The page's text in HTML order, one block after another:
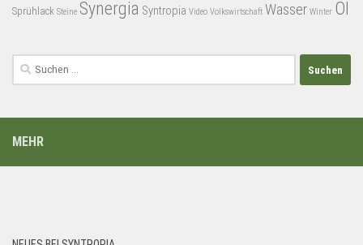
Sprühlack Steine Synergia Syntropia Video Volkswirtschaft Wasser Winter Öl
Suchen
nach:
MEHR